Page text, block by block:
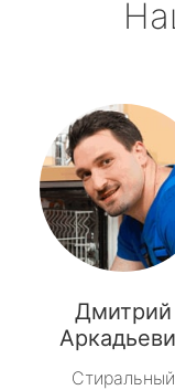
Дмитрий
Стиральный